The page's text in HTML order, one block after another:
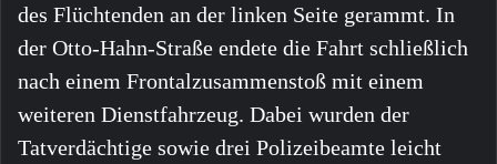
des Flüchtenden an der linken Seite gerammt. In
der Otto-Hahn-Straße endete die Fahrt schließlich
nach einem Frontalzusammenstoß mit einem
weiteren Dienstfahrzeug. Dabei wurden der
Tatverdächtige sowie drei Polizeibeamte leicht